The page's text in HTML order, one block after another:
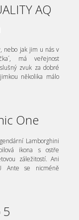
AQ
nebo jak jim u nás v
má veřejnost
zvuk za dobré
několika málo
One
Lamborghini
ikona s ostře
záležitostí. Ani
Ante se nicméně
5